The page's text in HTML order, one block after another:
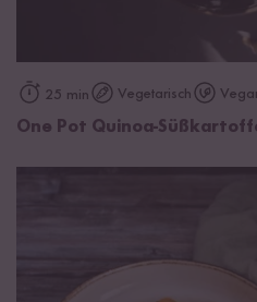
25 min Vegetarisch
One Pot Quinoa-